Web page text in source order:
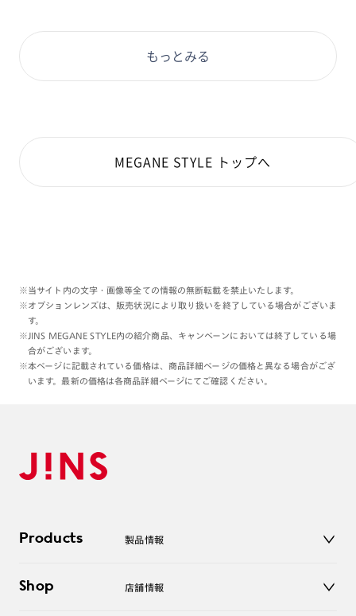
もっとみる
MEGANE STYLE トップへ
※当サイト内の文字・画像等全ての情報の無断転載を禁止いたします。
※オプションレンズは、販売状況により取り扱いを終了している場合がございま
す。
※JINS MEGANE STYLE内の紹介商品、キャンペーンにおいては終了している場
合がございます。
※本ページに記載されている価格は、商品詳細ページの価格と異なる場合がござ
います。最新の価格は各商品詳細ページにてご確認ください。
Products 製品情報
サングラス
Shop 店舗情報